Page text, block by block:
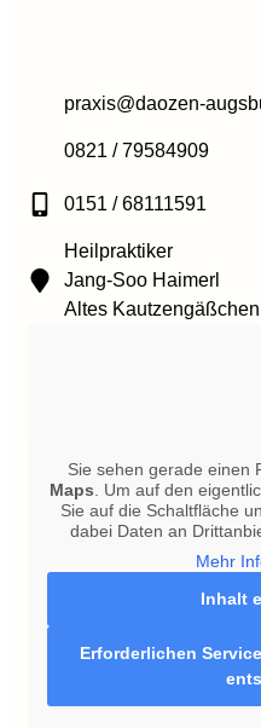
praxis@daozen-
0821 / 79584909
0151 / 68111591
Heilpraktiker
Jang-Soo Haimerl
Altes
Sie sehen gerade einen
Maps. Um auf den
Sie auf die Schaltfläche
dabei Daten an
Mehr
Inhalt
Erforderlichen